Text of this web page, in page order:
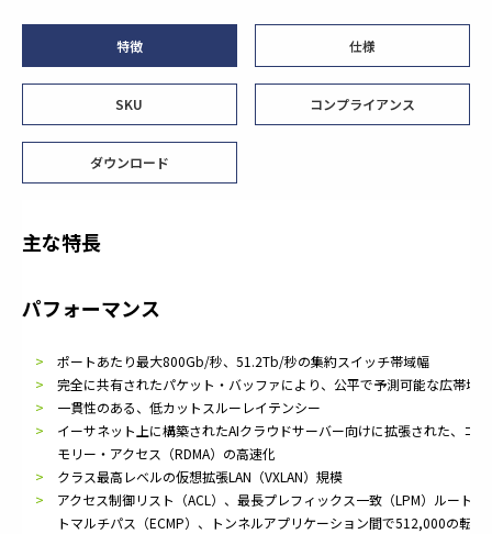
特徴 仕様
SKU コンプライアンス
ダウンロード
主な特長
パフォーマンス
ポートあたり最大800Gb/秒、51.2Tb/秒の集約スイッチ帯域幅
完全に共有されたパケット・バッファにより、公平で予測可能な広帯域
一貫性のある、低カットスルーレイテンシー
イーサネット上に構築されたAIクラウドサーバー向けに拡張された、コ
モリー・アクセス（RDMA）の高速化
クラス最高レベルの仮想拡張LAN（VXLAN）規模
アクセス制御リスト（ACL）、最長プレフィックス一致（LPM）ルート
トマルチパス（ECMP）、トンネルアプリケーション間で512,000の転